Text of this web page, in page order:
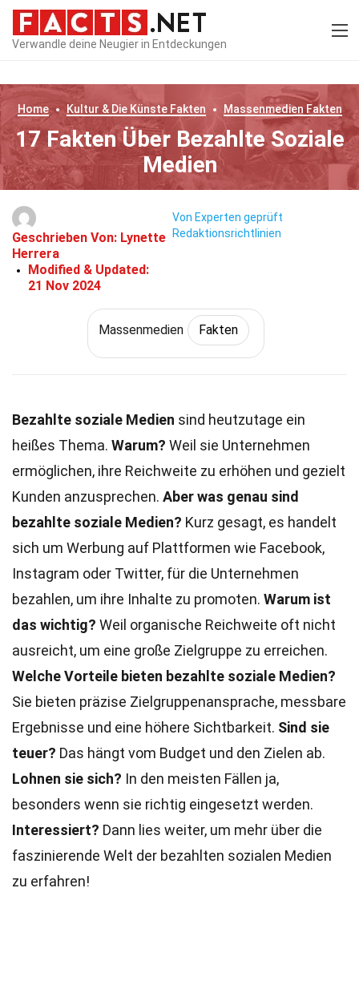
Verwandle deine Neugier in Entdeckungen
Home Kultur & Die KünsteFakten Massenmedien Fakten
17 Fakten Über Bezahlte Soziale
Medien
Geschrieben Von: Lynette
Herrera
Modified & Updated:
21 Nov 2024
Von Experten geprüft
Redaktionsrichtlinien
Massenmedien Fakten
Bezahlte soziale Medien sind heutzutage ein
heißes Thema. Warum? Weil sie Unternehmen
ermöglichen, ihre Reichweite zu erhöhen und gezielt
Kunden anzusprechen. Aber was genau sind
bezahlte soziale Medien? Kurz gesagt, es handelt
sich um Werbung auf Plattformen wie Facebook,
Instagram oder Twitter, für die Unternehmen
bezahlen, um ihre Inhalte zu promoten. Warum ist
das wichtig? Weil organische Reichweite oft nicht
ausreicht, um eine große Zielgruppe zu erreichen.
Welche Vorteile bieten bezahlte soziale Medien?
Sie bieten präzise Zielgruppenansprache, messbare
Ergebnisse und eine höhere Sichtbarkeit. Sind sie
teuer? Das hängt vom Budget und den Zielen ab.
Lohnen sie sich? In den meisten Fällen ja,
besonders wenn sie richtig eingesetzt werden.
Interessiert? Dann lies weiter, um mehr über die
faszinierende Welt der bezahlten sozialen Medien
zu erfahren!